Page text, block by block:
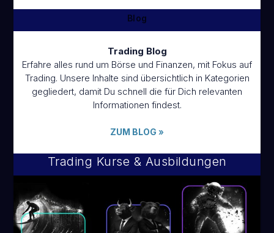
Blog
Trading Blog
Erfahre alles rund um Börse und Finanzen, mit Fokus auf
Trading. Unsere Inhalte sind übersichtlich in Kategorien
gegliedert, damit Du schnell die für Dich relevanten
Informationen findest.
ZUM BLOG »
Trading Kurse & Ausbildungen